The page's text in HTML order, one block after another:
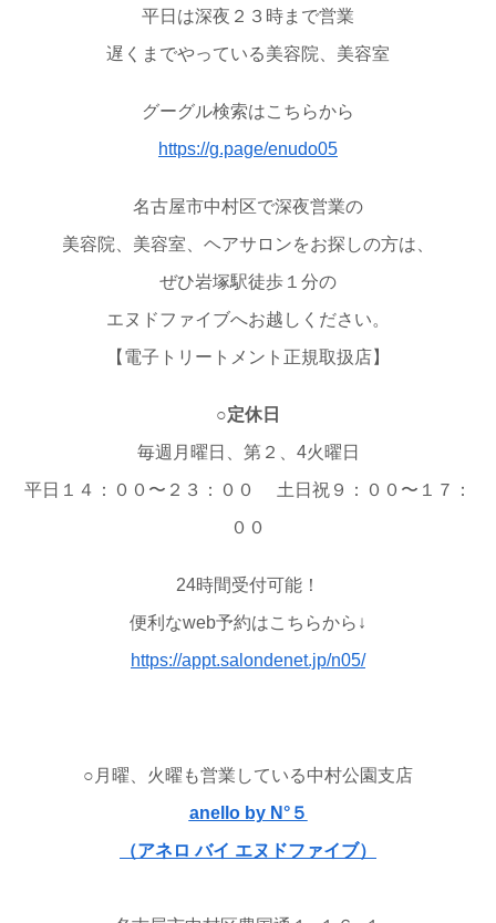
平日は深夜２３時まで営業
遅くまでやっている美容院、美容室
グーグル検索はこちらから
https://g.page/enudo05
名古屋市中村区で深夜営業の
美容院、美容室、ヘアサロンをお探しの方は、
ぜひ岩塚駅徒歩１分の
エヌドファイブへお越しください。
【電子トリートメント正規取扱店】
○定休日
毎週月曜日、第２、4火曜日
平日１４：００〜２３：００ 土日祝９：００〜１７：
００
24時間受付可能！
便利なweb予約はこちらから↓
https://appt.salondenet.jp/n05/
○月曜、火曜も営業している中村公園支店
anello by N°５
（アネロ バイ エヌドファイブ）